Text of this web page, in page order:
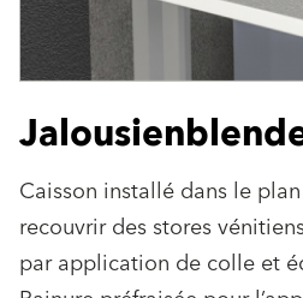
Caisson installé dans le
recouvrir des stores
par application de colle et